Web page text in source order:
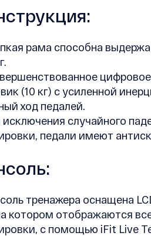
рама способна
(10 кг) с усиленной
ход педалей.
исключения случайного
педали имеют
тренажера оснащена
котором отображаются
с помощью iFit Live